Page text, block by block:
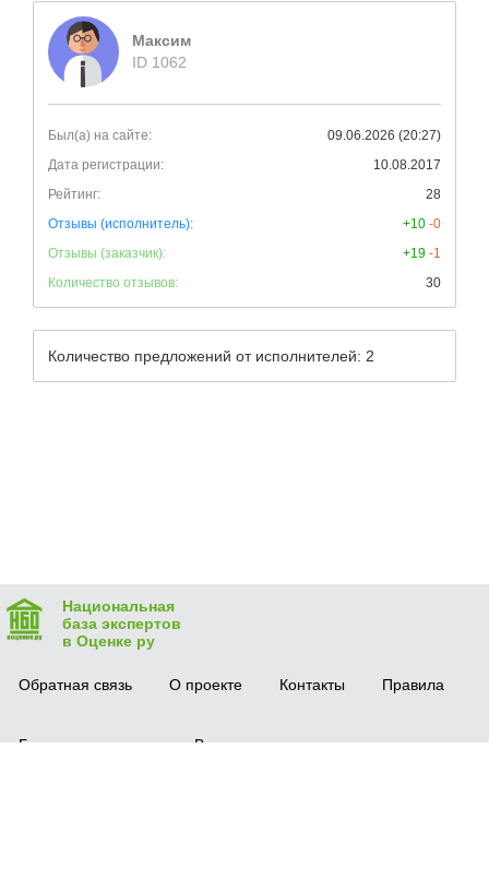
Максим
ID 1062
Был(а) на сайте:
09.06.2026 (20:27)
Дата регистрации:
10.08.2017
Рейтинг:
28
Отзывы (исполнитель):
+10 -0
Отзывы (заказчик):
+19 -1
Количество отзывов:
30
Количество предложений от исполнителей: 2
Национальная
база экспертов
в Оценке ру
Обратная связь О проекте Контакты Правила
Безопасная сделка Вопрос-ответ